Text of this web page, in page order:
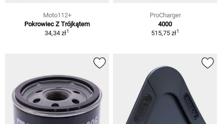
Moto112+
Pokrowiec Z Trójkątem
34,34 zł1
ProCharger
4000
515,75 zł1